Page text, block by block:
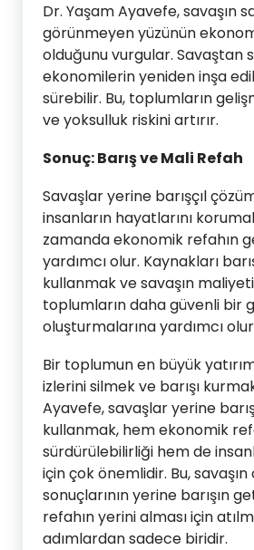
Dr. Yaşam Ayavefe, savaşın
görünmeyen yüzünün
olduğunu vurgular. Savaştan
ekonomilerin yeniden inşa
sürebilir. Bu, toplumların
ve yoksulluk riskini artırır.
Sonuç: Barış ve Mali Refah
Savaşlar yerine barışçıl
insanların hayatlarını
zamanda ekonomik refahın
yardımcı olur. Kaynakları
kullanmak ve savaşın
toplumların daha güvenli bir
oluşturmalarına yardımcı
Bir toplumun en büyük
izlerini silmek ve barışı
Ayavefe, savaşlar yerine
kullanmak, hem ekonomik
sürdürülebilirliği hem de
için çok önemlidir. Bu, savaşın
sonuçlarının yerine barışın
refahın yerini alması için
adımlardan sadece biridir.